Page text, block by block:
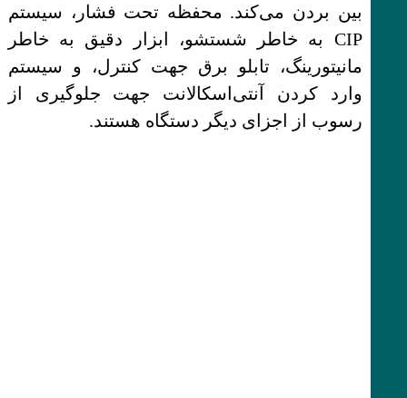
بین بردن می‌کند. محفظه تحت فشار، سیستم
CIP به خاطر شستشو، ابزار دقیق به خاطر
مانیتورینگ، تابلو برق جهت کنترل، و سیستم
وارد کردن آنتی‌اسکالانت جهت جلوگیری از
رسوب از اجزای دیگر دستگاه هستند.